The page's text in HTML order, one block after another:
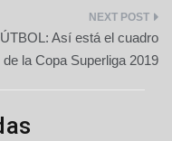
Así está el cuadro
de la Copa Superliga 2019